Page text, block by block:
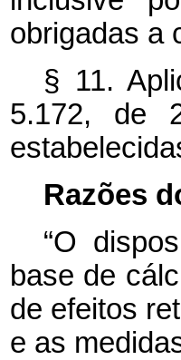
obrigadas a
§ 11.
5.172, de
Razões
“O
base de
de efeitos
e as